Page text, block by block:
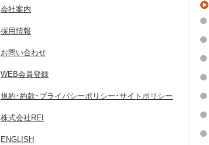
会社案内
採用情報
お問い合わせ
WEB会員登録
規約･約款･プライバシーポリシー･サイトポリシー
株式会社REI
ENGLISH